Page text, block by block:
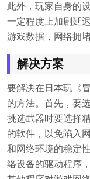
此外，玩家自身的
一定程度上加剧延
游戏数据，网络拥
解决方案
要解决在日本玩《
的方法。首先，要
挑选武器时要选择
的软件，以免陷入
和网络环境的稳定
络设备的驱动程序